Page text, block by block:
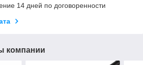
14 дней по договоренности
компании